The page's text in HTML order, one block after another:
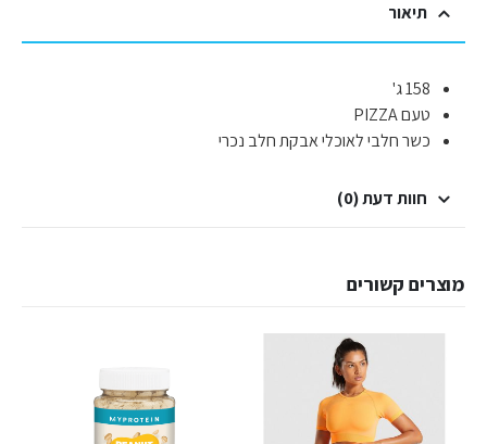
תיאור
158 ג'
טעם PIZZA
כשר חלבי לאוכלי אבקת חלב נכרי
חוות דעת (0)
מוצרים קשורים